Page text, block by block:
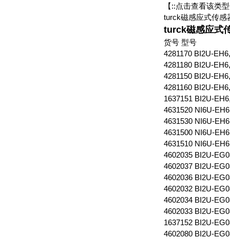
【::点击查看该类
turck磁感应式传感
turck磁感应式
货号 型号
4281170 BI2U-
4281180 BI2U-
4281150 BI2U-
4281160 BI2U-
1637151 BI2U-
4631520 NI6U-
4631530 NI6U-
4631500 NI6U-
4631510 NI6U-
4602035 BI2U-
4602037 BI2U-
4602036 BI2U-
4602032 BI2U-
4602034 BI2U-
4602033 BI2U-
1637152 BI2U-
4602080 BI2U-